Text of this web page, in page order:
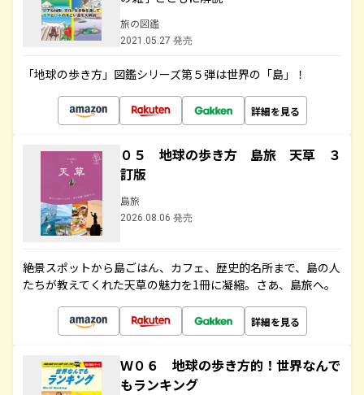
旅の図鑑
2021.05.27 発売
「地球の歩き方」図鑑シリーズ第５弾は世界の「島」！
詳細を見る
０５ 地球の歩き方 島旅 天草 ３
訂版
島旅
2026.08.06 発売
絶景スポットから島ごはん、カフェ、歴史的名所まで、島の人
たちが教えてくれた天草の魅力を1冊に凝縮。さあ、島旅へ。
詳細を見る
Ｗ０６ 地球の歩き方的！世界なんで
もランキング